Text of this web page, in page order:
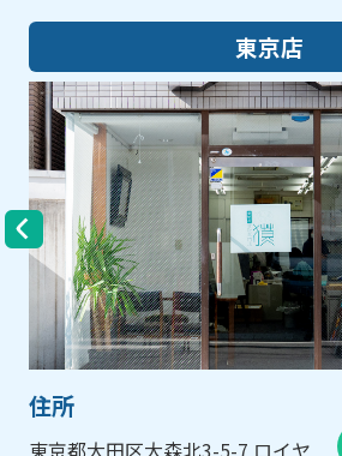
東京店
住所
東京都大田区大森北3-5-7 ロイヤ